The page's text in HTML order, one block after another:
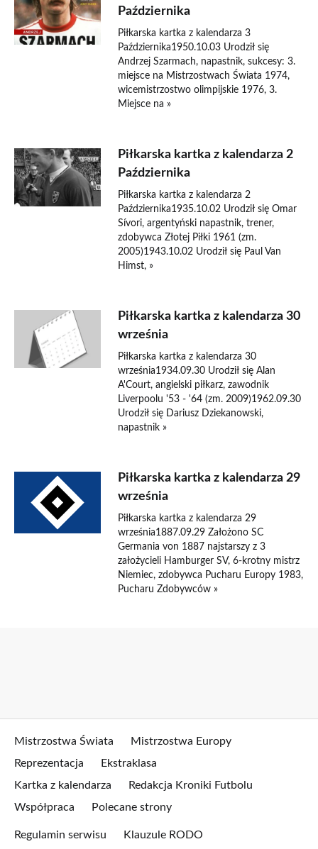
Października
Piłkarska kartka z kalendarza 3
Października1950.10.03 Urodził się
Andrzej Szarmach, napastnik, sukcesy: 3.
miejsce na Mistrzostwach Świata 1974,
wicemistrzostwo olimpijskie 1976, 3.
Miejsce na »
Piłkarska kartka z kalendarza 2
Października
Piłkarska kartka z kalendarza 2
Października1935.10.02 Urodził się Omar
Sívori, argentyński napastnik, trener,
zdobywca Złotej Piłki 1961 (zm.
2005)1943.10.02 Urodził się Paul Van
Himst, »
Piłkarska kartka z kalendarza 30
września
Piłkarska kartka z kalendarza 30
września1934.09.30 Urodził się Alan
A'Court, angielski piłkarz, zawodnik
Liverpoolu '53 - '64 (zm. 2009)1962.09.30
Urodził się Dariusz Dziekanowski,
napastnik »
Piłkarska kartka z kalendarza 29
września
Piłkarska kartka z kalendarza 29
września1887.09.29 Założono SC
Germania von 1887 najstarszy z 3
założycieli Hamburger SV, 6-krotny mistrz
Niemiec, zdobywca Pucharu Europy 1983,
Pucharu Zdobywców »
Mistrzostwa Świata
Mistrzostwa Europy
Reprezentacja
Ekstraklasa
Kartka z kalendarza
Redakcja Kroniki Futbolu
Współpraca
Polecane strony
Regulamin serwisu Klauzule RODO